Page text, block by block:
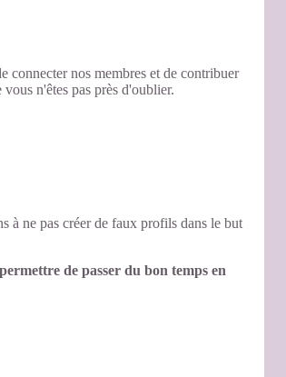
connecter nos membres et de contribuer
n'êtes pas près d'oublier.
à ne pas créer de faux profils dans le but
de passer du bon temps en